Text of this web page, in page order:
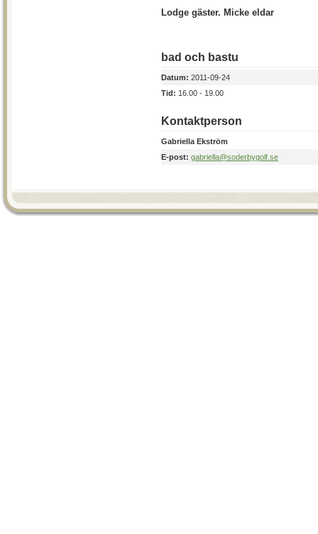
Lodge gäster. Micke eldar
bad och bastu
Datum: 2011-09-24
Tid: 16.00 - 19.00
Kontaktperson
Gabriella Ekström
E-post: gabriella@soderbygolf.se